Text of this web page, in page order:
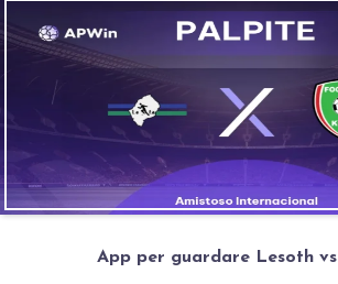
App per guardare Lesoth